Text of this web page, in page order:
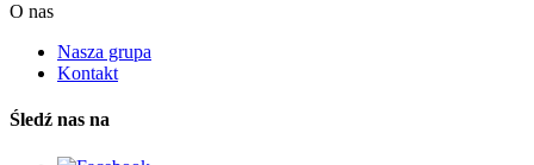
O nas
Nasza grupa
Kontakt
Śledź nas na